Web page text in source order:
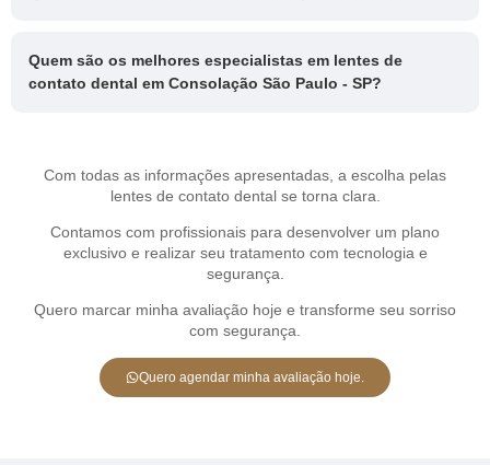
Quem são os melhores especialistas em lentes de
contato dental em Consolação São Paulo - SP?
Com todas as informações apresentadas, a escolha pelas
lentes de contato dental se torna clara.
Contamos com profissionais para desenvolver um plano
exclusivo e realizar seu tratamento com tecnologia e
segurança.
Quero marcar minha avaliação hoje e transforme seu sorriso
com segurança.
Quero agendar minha avaliação hoje.